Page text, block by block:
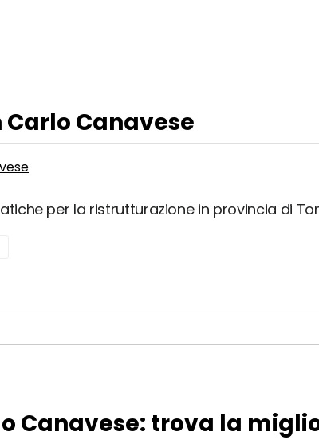
Carlo Canavese
per la ristrutturazione in provincia di
Canavese: trova la